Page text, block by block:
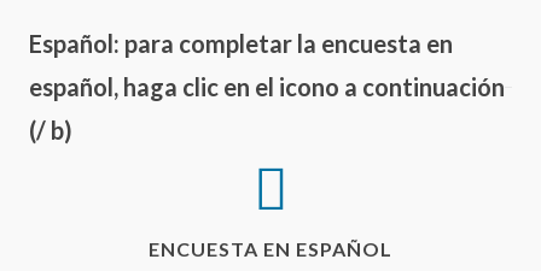
Español: para completar la encuesta en
español, haga clic en el icono a continuación
(/ b)
ENCUESTA EN ESPAÑOL